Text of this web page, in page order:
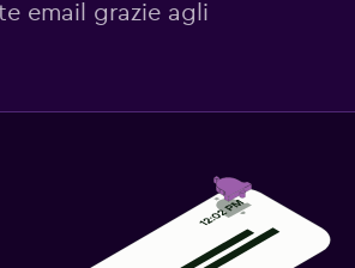
email grazie agli